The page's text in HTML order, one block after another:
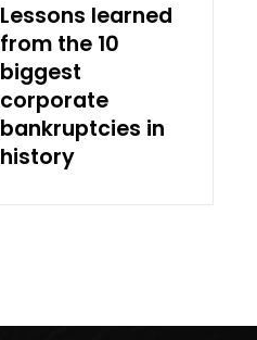
Lessons learned
from the 10
biggest
corporate
bankruptcies in
history